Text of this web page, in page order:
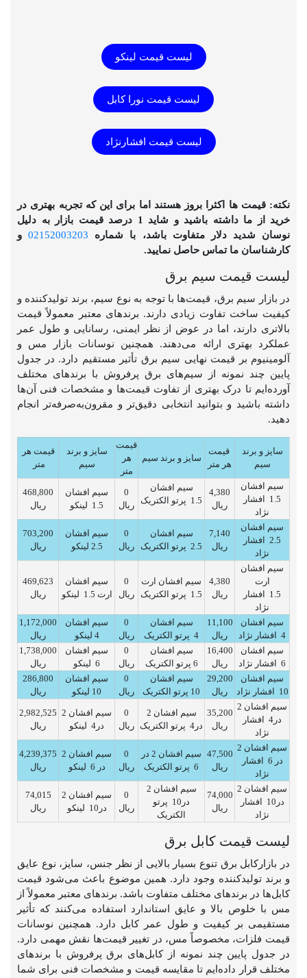
لیست قیمت لینکو
لیست قیمت نورا کابل
لیست قیمت افشارنژاد
نکته: قیمت ها اکثرا بروز هستند اما برای این که تجربه بهتری در
خرید از ما داشته باشید و شاید 1 درصد قیمت بازار به دلیل
نوسان شدید دلار متفاوت باشد، با شماره 02152003203و
کارشناسان ما تماس حاصل نمایید.
لیست قیمت سیم برق
در بازار سیم برق، قیمت‌ها با توجه به نوع سیم، برند تولیدکننده و
کیفیت ساخت تفاوت زیادی دارند. برندهای معتبر معمولاً قیمت
بالاتری دارند، اما در عوض از نظر ایمنی، رسانایی و طول عمر
عملکرد بهتری ارائه می‌دهند. همچنین نوسانات بازار مس و
آلومینیوم بر قیمت نهایی سیم برق تأثیر مستقیم دارد. در جدول
پایین چند نمونه از سیم‌های برق پرفروش با برندهای مختلف
آورده‌ایم تا درک بهتری از تفاوت قیمت‌ها و مشخصات فنی آن‌ها
داشته باشید و بتوانید انتخابی دقیق‌تر و مقرون‌به‌صرفه‌تر انجام
دهید.
سایز و برند
سیم
قیمت
هر متر
سایز و برند سیم
قیمت
هر
متر
سایز و برند
سیم
قیمت هر
متر
سیم افشان
1.5 افشار
نژاد
4,380
ریال
سیم افشان
1.5 پرتو الکتریک
0
ریال
سیم افشان
1.5 لینکو
468,800
ریال
سیم افشان
2.5 افشار
نژاد
7,140
ریال
سیم افشان
2.5 پرتو الکتریک
0
ریال
سیم افشان
2.5 لینکو
703,200
ریال
سیم افشان
ارت
1.5 افشار
نژاد
4,380
ریال
سیم افشان ارت
1.5 پرتو الکتریک
0
ریال
سیم افشان
ارت 1.5 لینکو
469,623
ریال
سیم افشان
4 افشار نژاد
11,100
ریال
سیم افشان
4 پرتو الکتریک
0
ریال
سیم افشان
4 لینکو
1,172,000
ریال
سیم افشان
6 افشار نژاد
16,400
ریال
سیم افشان
6 پرتو الکتریک
0
ریال
سیم افشان
6 لینکو
1,738,000
ریال
سیم افشان
10 افشار نژاد
29,200
ریال
سیم افشان
10 پرتو الکتریک
0
ریال
سیم افشان
10 لینکو
286,800
ریال
سیم افشان 2
در4 افشار
نژاد
35,200
ریال
سیم افشان 2
در4 پرتو الکتریک
0
ریال
سیم افشان 2
در4 لینکو
2,982,525
ریال
سیم افشان 2
در 6 افشار
نژاد
47,500
ریال
سیم افشان 2 در
6 پرتو الکتریک
0
ریال
سیم افشان 2
در 6 لینکو
4,239,375
ریال
سیم افشان 2
در10 افشار
نژاد
74,000
ریال
سیم افشان 2
در10 پرتو
الکتریک
0
ریال
سیم افشان 2
در10 لینکو
74,015
ریال
لیست قیمت کابل برق
در بازارکابل برق تنوع بسیار بالایی از نظر جنس، سایز، نوع عایق
و برند تولیدکننده وجود دارد. همین موضوع باعث می‌شود قیمت
کابل‌ها در برندهای مختلف متفاوت باشد. برندهای معتبر معمولاً از
مس با خلوص بالا و عایق استاندارد استفاده می‌کنند که تأثیر
مستقیمی بر کیفیت و طول عمر کابل دارد. همچنین نوسانات
قیمت فلزات، مخصوصاً مس، در تغییر قیمت‌ها نقش مهمی دارد.
در جدول پایین چند نمونه از کابل‌های برق پرفروش با برندهای
مختلف قرار داده‌ایم تا مقایسه قیمت و مشخصات فنی برای شما